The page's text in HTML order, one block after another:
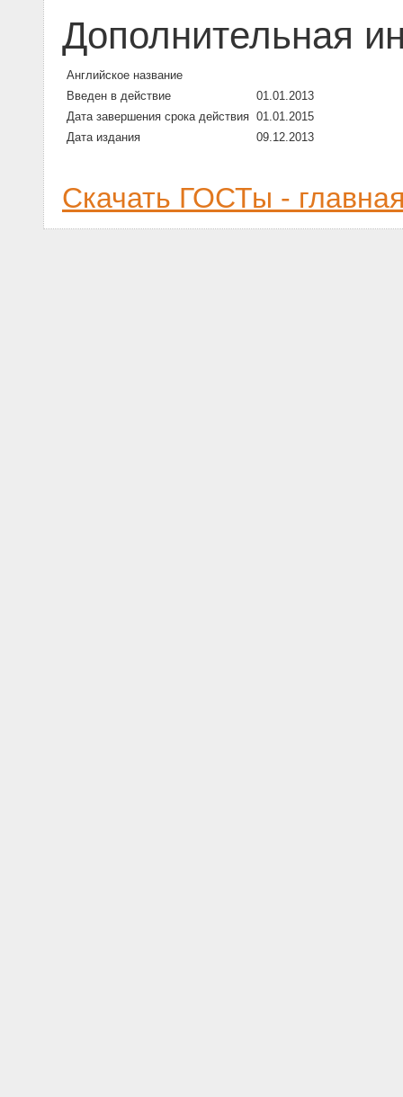
Дополнительная
Английское название
Введен в действие
01.01.2013
Дата завершения срока действия 01.01.2015
Дата издания
09.12.2013
Скачать ГОСТы -